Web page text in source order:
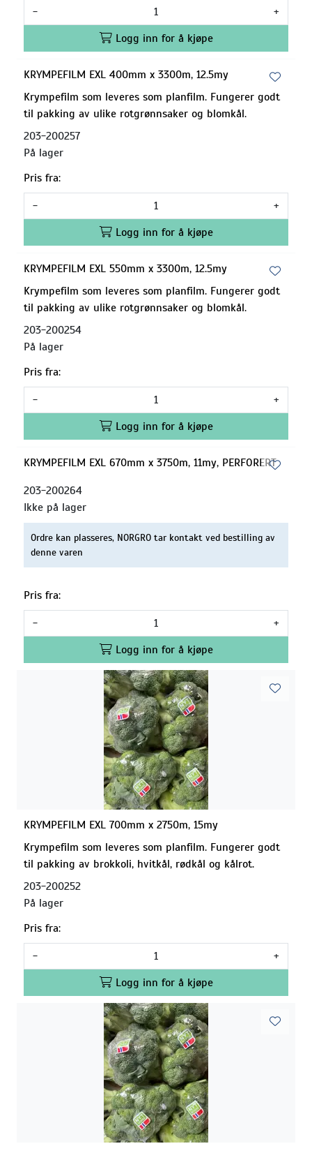
-
+
Logg inn for å kjøpe
KRYMPEFILM EXL 400mm x 3300m, 12.5my
Krympefilm som leveres som planfilm. Fungerer godt
til pakking av ulike rotgrønnsaker og blomkål.
203-200257
På lager
Pris fra:
-
+
Logg inn for å kjøpe
KRYMPEFILM EXL 550mm x 3300m, 12.5my
Krympefilm som leveres som planfilm. Fungerer godt
til pakking av ulike rotgrønnsaker og blomkål.
203-200254
På lager
Pris fra:
-
+
Logg inn for å kjøpe
KRYMPEFILM EXL 670mm x 3750m, 11my, PERFORERT
203-200264
Ikke på lager
Ordre kan plasseres, NORGRO tar kontakt ved bestilling av
denne varen
Pris fra:
-
+
Logg inn for å kjøpe
KRYMPEFILM EXL 700mm x 2750m, 15my
Krympefilm som leveres som planfilm. Fungerer godt
til pakking av brokkoli, hvitkål, rødkål og kålrot.
203-200252
På lager
Pris fra:
-
+
Logg inn for å kjøpe